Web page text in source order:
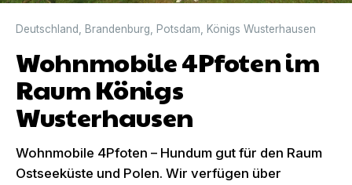
Deutschland Brandenburg Potsdam Königs Wusterhausen
Wohnmobile 4Pfoten im
Raum Königs
Wusterhausen
Wohnmobile 4Pfoten – Hundum gut für den Raum
Ostseeküste und Polen. Wir verfügen über